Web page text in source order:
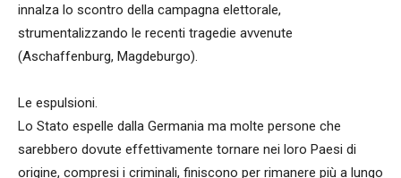
innalza lo scontro della campagna elettorale,
strumentalizzando le recenti tragedie avvenute
(Aschaffenburg, Magdeburgo).
Le espulsioni.
Lo Stato espelle dalla Germania ma molte persone che
sarebbero dovute effettivamente tornare nei loro Paesi di
origine, compresi i criminali, finiscono per rimanere più a lungo